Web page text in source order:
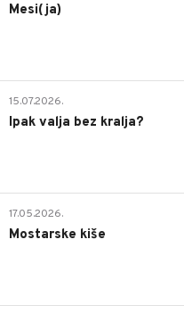
Mesi(ja)
15.07.2026.
Ipak valja bez kralja?
17.05.2026.
Mostarske kiše